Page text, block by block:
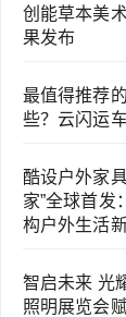
创能草本美
果发布
最值得推荐
些？云闪运
酷设户外家
家”全球首发
构户外生活
智启未来 光
照明展览会